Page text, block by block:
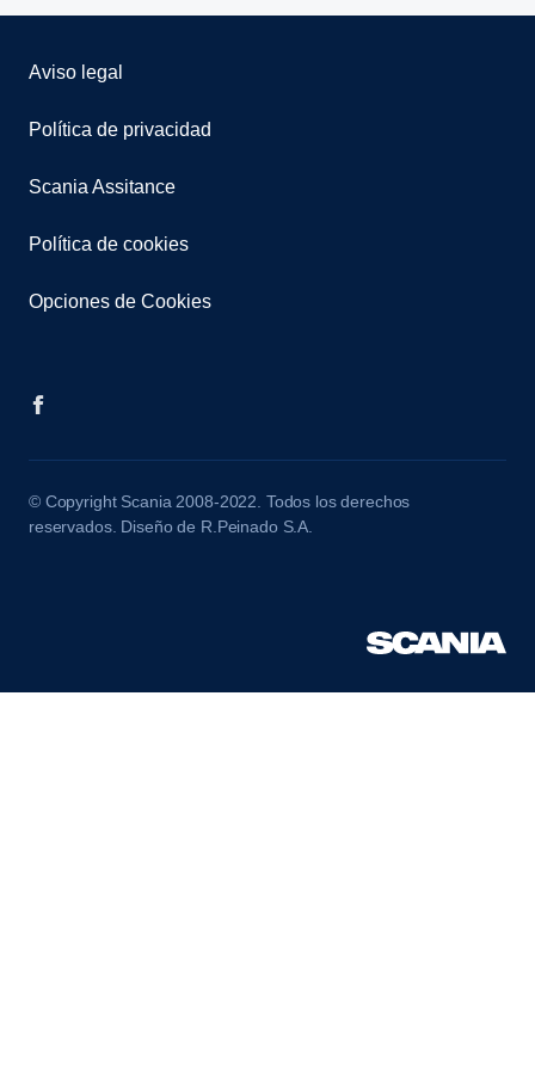
Aviso legal
Política de privacidad
Scania Assitance
Política de cookies
Opciones de Cookies
© Copyright Scania 2008-2022. Todos los derechos
reservados. Diseño de R.Peinado S.A.